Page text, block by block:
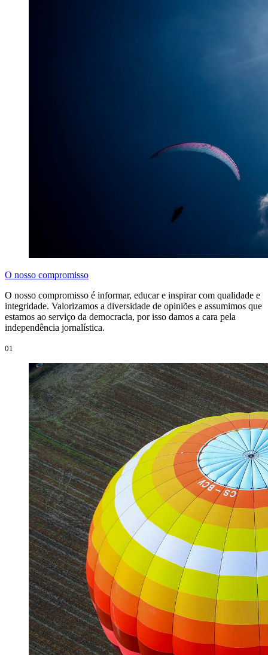
O nosso compromisso
O nosso compromisso é informar, educar e inspirar com qualidade e
integridade. Valorizamos a diversidade de opiniões e assumimos que
estamos ao serviço da democracia, por isso damos a cara pela
independência jornalística.
01